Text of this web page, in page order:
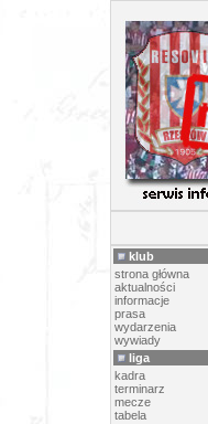
klub
strona główna
aktualności
informacje
prasa
wydarzenia
wywiady
liga
kadra
terminarz
mecze
tabela